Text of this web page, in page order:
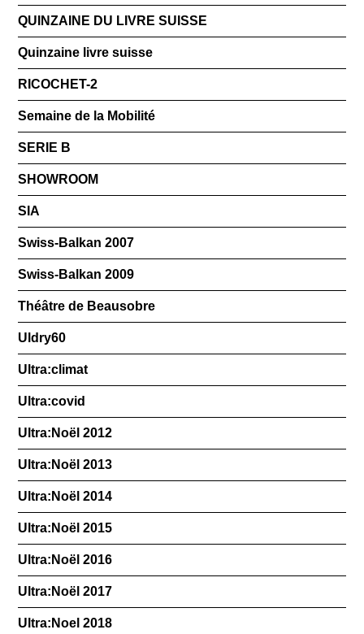
QUINZAINE DU LIVRE SUISSE
Quinzaine livre suisse
RICOCHET-2
Semaine de la Mobilité
SERIE B
SHOWROOM
SIA
Swiss-Balkan 2007
Swiss-Balkan 2009
Théâtre de Beausobre
Uldry60
Ultra:climat
Ultra:covid
Ultra:Noël 2012
Ultra:Noël 2013
Ultra:Noël 2014
Ultra:Noël 2015
Ultra:Noël 2016
Ultra:Noël 2017
Ultra:Noel 2018